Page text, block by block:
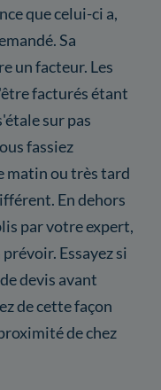
que celui-ci a,
Sa
un facteur. Les
facturés étant
sur pas
fassiez
ou très tard
En dehors
par votre expert,
Essayez si
devis avant
de cette façon
de chez